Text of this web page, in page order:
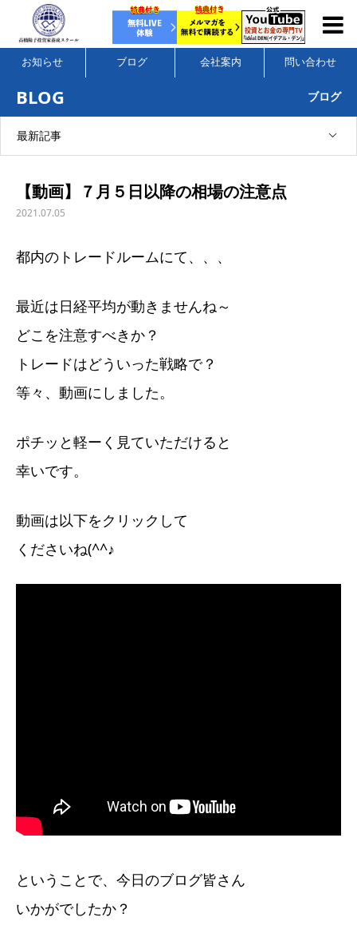
お知らせ ブログ 会社案内 問い合わせ
BLOG ブログ
最新記事
【動画】７月５日以降の相場の注意点
2021.07.05
都内のトレードルームにて、、、
最近は日経平均が動きませんね～
どこを注意すべきか？
トレードはどういった戦略で？
等々、動画にしました。
ポチッと軽ーく見ていただけると
幸いです。
動画は以下をクリックして
くださいね(^^♪
ということで、今日のブログ皆さん
いかがでしたか？